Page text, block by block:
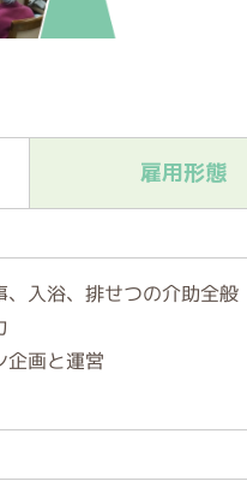
雇用形態
入浴、排せつの介助全般
企画と運営